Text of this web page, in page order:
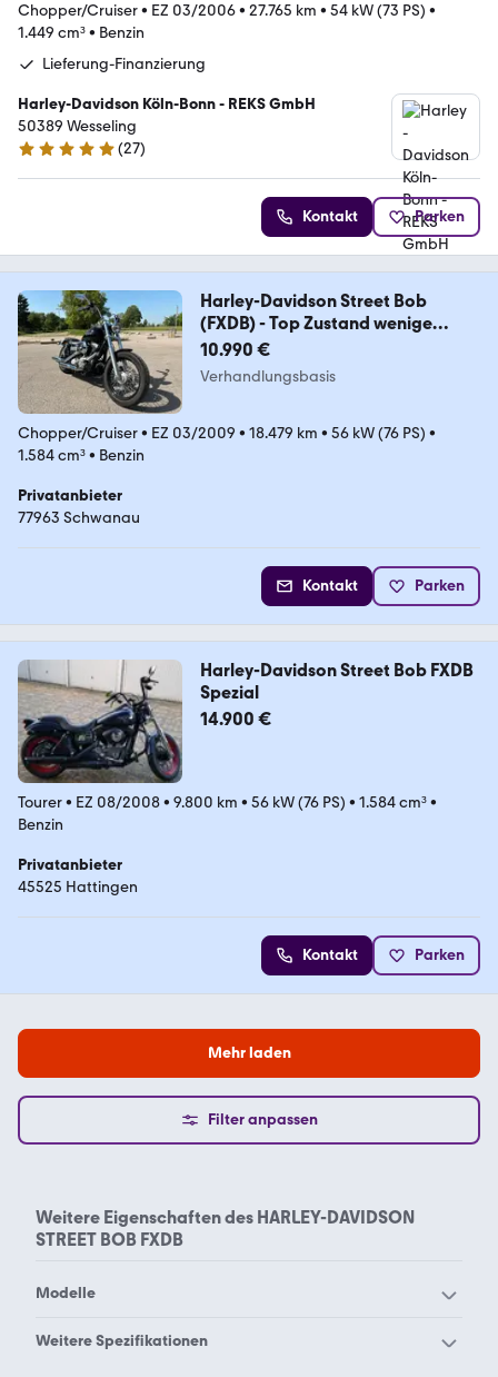
Chopper/Cruiser• EZ 03/2006• 27.765 km • 54 kW (73 PS) •
1.449 cm³• Benzin
Lieferung-Finanzierung
Harley-Davidson Köln-Bonn - REKS GmbH
50389 Wesseling
4.8 Sterne
(27)
Kontakt Parken
Harley-Davidson Street Bob
(FXDB) - Top Zustand wenige
Kilometer
10.990 €
Verhandlungsbasis
Chopper/Cruiser• EZ 03/2009 • 18.479 km • 56 kW (76 PS) •
1.584 cm³• Benzin
Privatanbieter
77963 Schwanau
Kontakt Parken
Harley-Davidson Street Bob FXDB
Spezial
14.900 €
Tourer• EZ 08/2008• 9.800 km • 56 kW (76 PS) • 1.584 cm³•
Benzin
Privatanbieter
45525 Hattingen
Kontakt Parken
Mehr laden
Filter anpassen
Weitere Eigenschaften des HARLEY-DAVIDSON
STREET BOB FXDB
Modelle
Harley-Davidson 48
Weitere Spezifikationen